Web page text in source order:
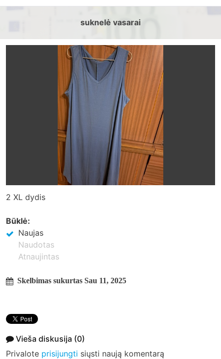
suknelė vasarai
2 XL dydis
Būklė:
Naujas
Naudotas
Atnaujintas
Skelbimas sukurtas Sau 11, 2025
Vieša diskusija (0)
Privalote prisijungti siųsti naują komentarą